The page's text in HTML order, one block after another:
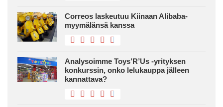
Correos laskeutuu Kiinaan Alibaba-
myymälänsä kanssa
Analysoimme Toys’R’Us -yrityksen
konkurssin, onko lelukauppa jälleen
kannattava?